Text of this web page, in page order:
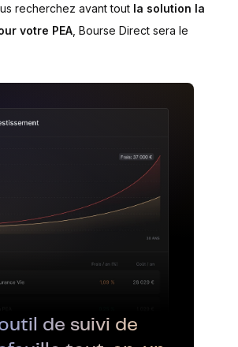
recherchez avant tout la solution la
votre PEA , Bourse Direct sera le
de suivi de